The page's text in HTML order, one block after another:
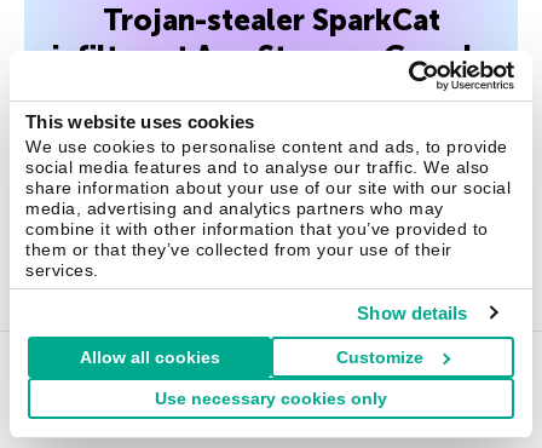
This website uses cookies
We use cookies to personalise content and ads, to provide
social media features and to analyse our traffic. We also
share information about your use of our site with our social
media, advertising and analytics partners who may
combine it with other information that you’ve provided to
them or that they’ve collected from your use of their
services.
Show details
Allow all cookies Customize
Use necessary cookies only
Trojan-stealer SparkCat
infiltreert App Store en Google
Play, steelt gegevens van foto’s
We hebben apps ontdekt in de officiële appstores van
Apple en Google die gegevens van cryptovalutawallets
stelen door foto’s te analyseren.
februari 13, 2025
Oplossingen voor thuis